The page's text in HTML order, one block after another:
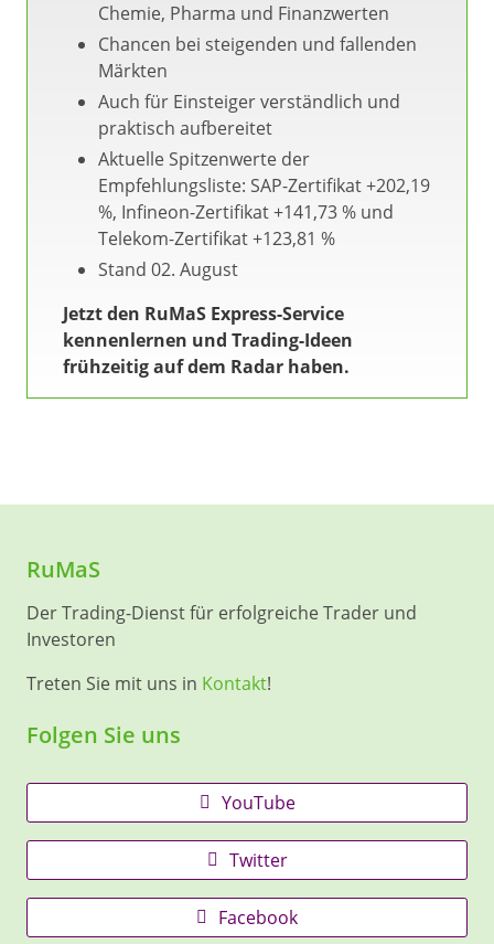
Chemie, Pharma und Finanzwerten
Chancen bei steigenden und fallenden
Märkten
Auch für Einsteiger verständlich und
praktisch aufbereitet
Aktuelle Spitzenwerte der
Empfehlungsliste: SAP-Zertifikat +202,19
%, Infineon-Zertifikat +141,73 % und
Telekom-Zertifikat +123,81 %
Stand 02. August
Jetzt den RuMaS Express-Service
kennenlernen und Trading-Ideen
frühzeitig auf dem Radar haben.
RuMaS
Der Trading-Dienst für erfolgreiche Trader und
Investoren
Treten Sie mit uns in Kontakt!
Folgen Sie uns
YouTube
Twitter
Facebook